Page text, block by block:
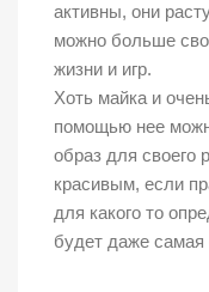
активны, они
можно больше
жизни и игр.
Хоть майка и
помощью нее
образ для своего
красивым, если
для какого то
будет даже самая